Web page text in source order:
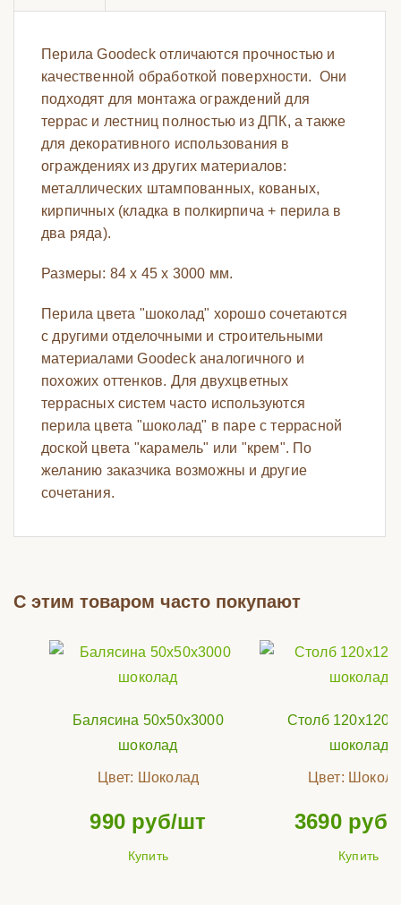
Перила Goodeck отличаются прочностью и
качественной обработкой поверхности. Они
подходят для монтажа ограждений для
террас и лестниц полностью из ДПК, а также
для декоративного использования в
ограждениях из других материалов:
металлических штампованных, кованых,
кирпичных (кладка в полкирпича + перила в
два ряда).
Размеры: 84 х 45 х 3000 мм.
Перила цвета "шоколад" хорошо сочетаются
с другими отделочными и строительными
материалами Goodeck аналогичного и
похожих оттенков. Для двухцветных
террасных систем часто используются
перила цвета "шоколад" в паре с террасной
доской цвета "карамель" или "крем". По
желанию заказчика возможны и другие
сочетания.
С этим товаром часто покупают
Балясина 50х50х3000
шоколад
Цвет: Шоколад
990 руб/шт
Купить
Столб
шоколад
Цвет:
3690 руб/
Купить